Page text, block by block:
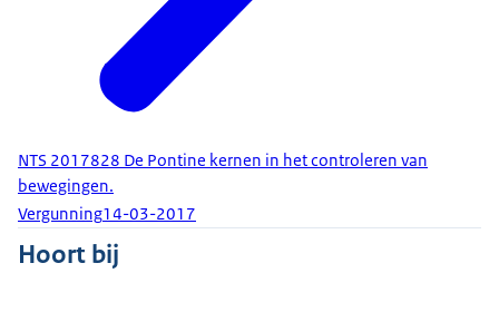
NTS 2017828 De Pontine kernen in het controleren van
bewegingen.
Vergunning14-03-2017
Hoort bij